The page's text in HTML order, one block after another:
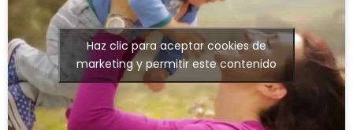
Haz clic para aceptar cookies de
marketing y permitir este contenido